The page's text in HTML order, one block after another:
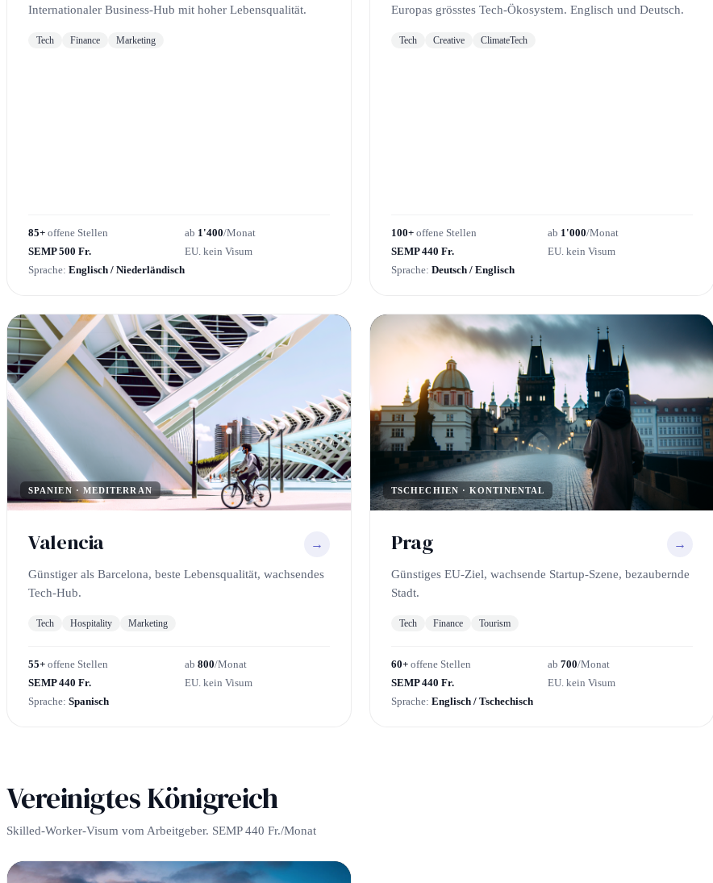
Internationaler Business-Hub mit hoher Lebensqualität.
Tech Finance Marketing
85+ offene Stellen ab 1'400/Monat
SEMP 500 Fr.
EU. kein Visum
Sprache: Englisch / Niederländisch
Europas grösstes Tech-Ökosystem. Englisch und Deutsch.
Tech Creative ClimateTech
100+ offene Stellen ab 1'000/Monat
SEMP 440 Fr.
EU. kein Visum
Sprache: Deutsch / Englisch
SPANIEN · MEDITERRAN
Valencia →
Günstiger als Barcelona, beste Lebensqualität, wachsendes
Tech-Hub.
Tech Hospitality Marketing
55+ offene Stellen ab 800/Monat
SEMP 440 Fr.
EU. kein Visum
Sprache: Spanisch
TSCHECHIEN · KONTINENTAL
Prag →
Günstiges EU-Ziel, wachsende Startup-Szene, bezaubernde
Stadt.
Tech Finance Tourism
60+ offene Stellen ab 700/Monat
SEMP 440 Fr.
EU. kein Visum
Sprache: Englisch / Tschechisch
Vereinigtes Königreich
Skilled-Worker-Visum vom Arbeitgeber. SEMP 440 Fr./Monat